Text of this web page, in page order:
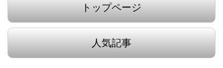
トップページ
人気記事